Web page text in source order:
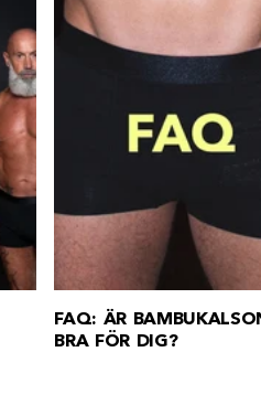
FAQ: ÄR
BRA FÖR DIG?